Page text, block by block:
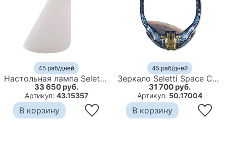
45 раб/дней
Настольная лампа Seletti Roswell
33 650 руб.
Артикул: 43.15357
В корзину
45 раб/дней
Зеркало Seletti Space Cowboy
31 700 руб.
Артикул: 50.17004
В корзину